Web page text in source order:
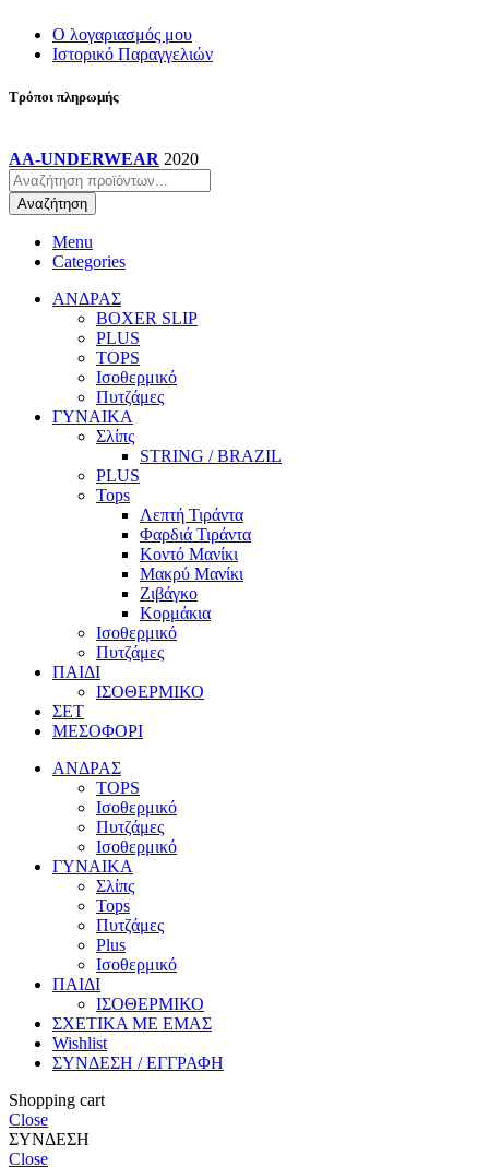
Ο λογαριασμός μου
Ιστορικό Παραγγελιών
Τρόποι πληρωμής
AA-UNDERWEAR 2020
Products
search
Αναζήτηση
Menu
Categories
ΑΝΔΡΑΣ
BOXER SLIP
PLUS
TOPS
Ισοθερμικό
Πυτζάμες
ΓΥΝΑΙΚΑ
Σλίπς
STRING / BRAZIL
PLUS
Tops
Λεπτή Τιράντα
Φαρδιά Τιράντα
Κοντό Μανίκι
Μακρύ Μανίκι
Ζιβάγκο
Κορμάκια
Ισοθερμικό
Πυτζάμες
ΠΑΙΔΙ
ΙΣΟΘΕΡΜΙΚΟ
ΣΕΤ
ΜΕΣΟΦΟΡΙ
ΑΝΔΡΑΣ
TOPS
Ισοθερμικό
Πυτζάμες
Ισοθερμικό
ΓΥΝΑΙΚΑ
Σλίπς
Tops
Πυτζάμες
Plus
Ισοθερμικό
ΠΑΙΔΙ
ΙΣΟΘΕΡΜΙΚΟ
ΣΧΕΤΙΚΑ ΜΕ ΕΜΑΣ
Wishlist
ΣΥΝΔΕΣΗ / ΕΓΓΡΑΦΗ
Shopping cart
Close
ΣΥΝΔΕΣΗ
Close